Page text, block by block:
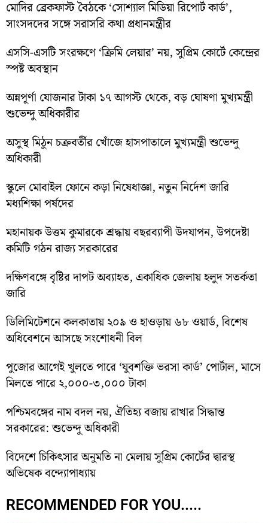
মোদির ব্রেকফাস্ট বৈঠকে ‘সোশ্যাল মিডিয়া রিপোর্ট কার্ড’,
সাংসদদের সঙ্গে সরাসরি কথা প্রধানমন্ত্রীর
এসসি-এসটি সংরক্ষণে ‘ক্রিমি লেয়ার’ নয়, সুপ্রিম কোর্টে কেন্দ্রের
স্পষ্ট অবস্থান
অন্নপূর্ণা যোজনার টাকা ১৭ আগস্ট থেকে, বড় ঘোষণা মুখ্যমন্ত্রী
শুভেন্দু অধিকারীর
অসুস্থ মিঠুন চক্রবর্তীর খোঁজে হাসপাতালে মুখ্যমন্ত্রী শুভেন্দু
অধিকারী
স্কুলে মোবাইল ফোনে কড়া নিষেধাজ্ঞা, নতুন নির্দেশ জারি
মধ্যশিক্ষা পর্ষদের
মহানায়ক উত্তম কুমারকে শ্রদ্ধায় বছরব্যাপী উদযাপন, উপদেষ্টা
কমিটি গঠন রাজ্য সরকারের
দক্ষিণবঙ্গে বৃষ্টির দাপট অব্যাহত, একাধিক জেলায় হলুদ সতর্কতা
জারি
ডিলিমিটেশনে কলকাতায় ২০৯ ও হাওড়ায় ৬৮ ওয়ার্ড, বিশেষ
অধিবেশনে আসছে সংশোধনী বিল
পুজোর আগেই খুলতে পারে ‘যুবশক্তি ভরসা কার্ড’ পোর্টাল, মাসে
মিলতে পারে ২,০০০-৩,০০০ টাকা
পশ্চিমবঙ্গের নাম বদল নয়, ঐতিহ্য বজায় রাখার সিদ্ধান্ত
সরকারের: শুভেন্দু অধিকারী
বিদেশে চিকিৎসার অনুমতি না মেলায় সুপ্রিম কোর্টের দ্বারস্থ
অভিষেক বন্দ্যোপাধ্যায়
RECOMMENDED FOR YOU.....